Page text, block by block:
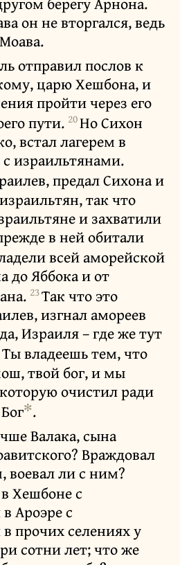
он не вторгался, ведь
отправил послов к
царю Хешбона, и
пройти через его
пути. 20Но Сихон
встал лагерем в
израильтянами.
предал Сихона и
так что
и захватили
в ней обитали
всей аморейской
до Яббока и от
23Так что это
изгнал амореев
Израиля – где же тут
Ты владеешь тем, что
твой бог, и мы
очистил ради
✻.
Валака, сына
Враждовал
воевал ли с ним?
Хешбоне с
Ароэре с
прочих селениях у
сотни лет; что же